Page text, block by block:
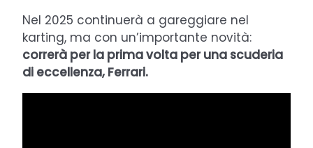
Nel 2025 continuerà a gareggiare nel
karting, ma con un’importante novità:
correrà per la prima volta per una scuderia
di eccellenza, Ferrari.